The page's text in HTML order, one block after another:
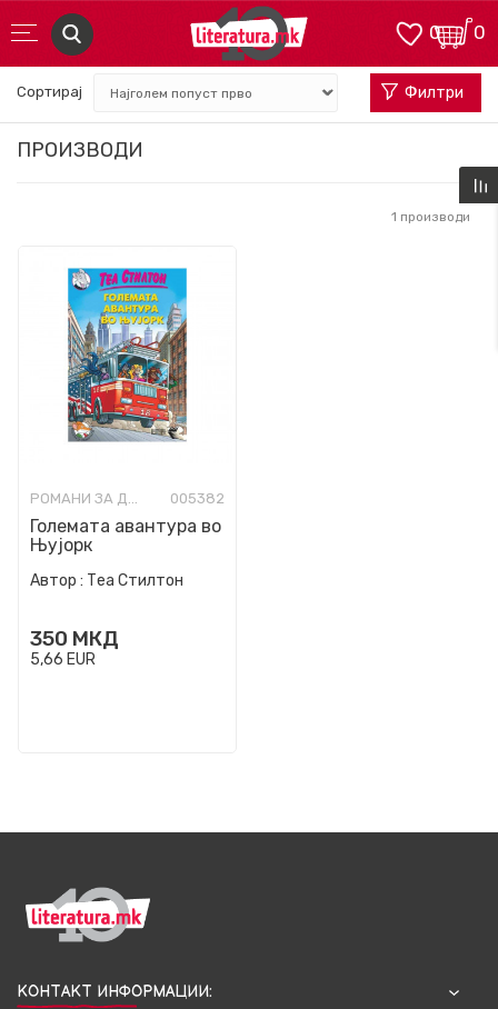
0
0
ПРОИЗВОДИ
Сортирај Филтри
1 производи
РОМАНИ ЗА ДЕЦА 005382
Големата авантура во
Њујорк
Автор : Теа Стилтон
350 МКД
5,66 EUR
КОНТАКТ ИНФОРМАЦИИ: